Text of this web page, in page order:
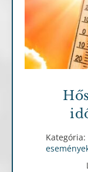
Kategória: